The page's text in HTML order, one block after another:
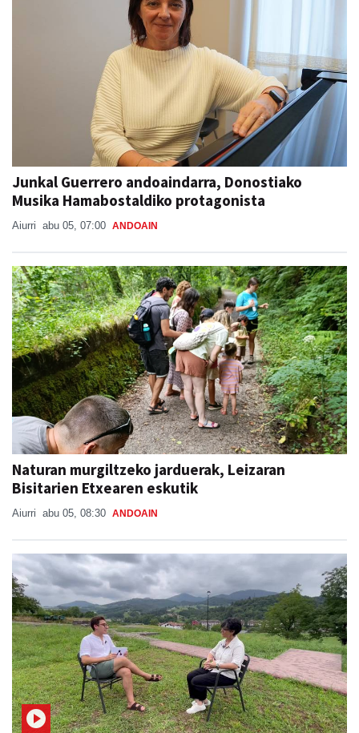
Junkal Guerrero andoaindarra, Donostiako
Musika Hamabostaldiko protagonista
Aiurri abu 05, 07:00 ANDOAIN
Naturan murgiltzeko jarduerak, Leizaran
Bisitarien Etxearen eskutik
Aiurri abu 05, 08:30 ANDOAIN